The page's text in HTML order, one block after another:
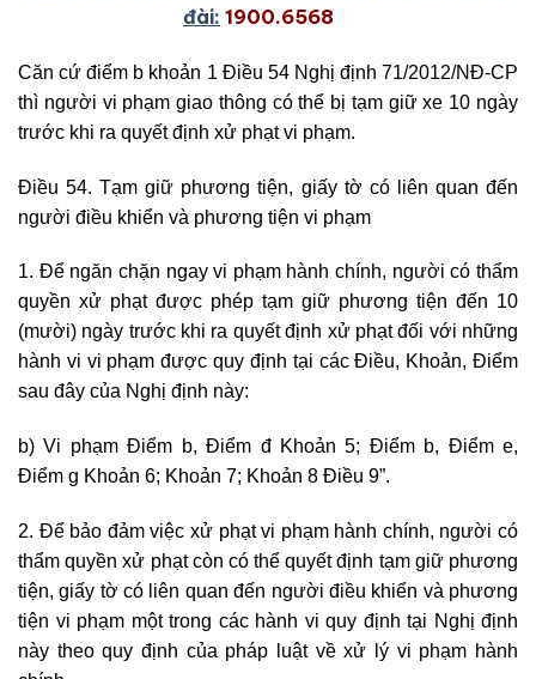
đài: 1900.6568
Căn cứ điểm b khoản 1 Điều 54 Nghị định 71/2012/NĐ-CP
thì người vi phạm giao thông có thể bị tạm giữ xe 10 ngày
trước khi ra quyết định xử phạt vi phạm.
Điều 54. Tạm giữ phương tiện, giấy tờ có liên quan đến
người điều khiển và phương tiện vi phạm
1. Để ngăn chặn ngay vi phạm hành chính, người có thẩm
quyền xử phạt được phép tạm giữ phương tiện đến 10
(mười) ngày trước khi ra quyết định xử phạt đối với những
hành vi vi phạm được quy định tại các Điều, Khoản, Điểm
sau đây của Nghị định này:
b) Vi phạm Điểm b, Điểm đ Khoản 5; Điểm b, Điểm e,
Điểm g Khoản 6; Khoản 7; Khoản 8 Điều 9”.
2. Để bảo đảm việc xử phạt vi phạm hành chính, người có
thẩm quyền xử phạt còn có thể quyết định tạm giữ phương
tiện, giấy tờ có liên quan đến người điều khiển và phương
tiện vi phạm một trong các hành vi quy định tại Nghị định
này theo quy định của pháp luật về xử lý vi phạm hành